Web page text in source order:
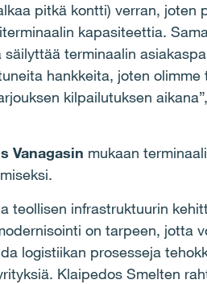
pitkä kontti) verran, joten
kapasiteettia.
terminaalin
hankkeita, joten
kilpailutuksen
Vanagasin mukaan
teollisen infrastruktuurin
on tarpeen, jotta
logistiikan prosesseja
Klaipedos Smelten